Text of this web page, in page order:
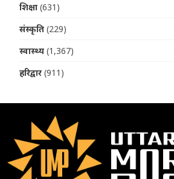
शिक्षा (631)
संस्कृति (229)
स्वास्थ्य (1,367)
हरिद्वार (911)